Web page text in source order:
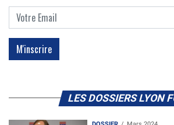
LES DOSSIERS LYON